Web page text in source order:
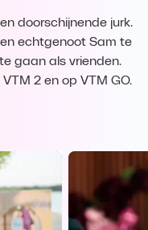
doorschijnende jurk.
echtgenoot Sam te
gaan als vrienden.
2 en op VTM GO.